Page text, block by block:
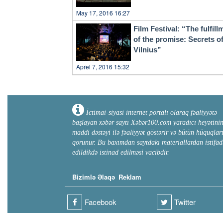
May 17, 2016 16:27
Film Festival: “The
of the promise: Secrets of
Vilnius”
Aprel 7, 2016 15:32
İctimai-siyasi internet portalı olaraq fəaliyyətə
başlayan xəbər saytı Xəbər100.com yaradıcı heyətinin
maddi dəstəyi ilə fəaliyyət göstərir və bütün hüquqları
qorunur. Bu baxımdan saytdakı materiallardan
edildikdə istinad edilməsi vacibdir.
Bizimlə Əlaqə Reklam
Facebook Twitter